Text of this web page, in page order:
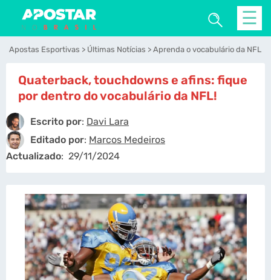
☰
Apostas Esportivas Últimas Notícias Aprenda o vocabulário da NFL
Quaterback, touchdowns e afins: fique
por dentro do vocabulário da NFL!
Escrito por: Davi Lara
Editado por: Marcos Medeiros
Actualizado: 29/11/2024